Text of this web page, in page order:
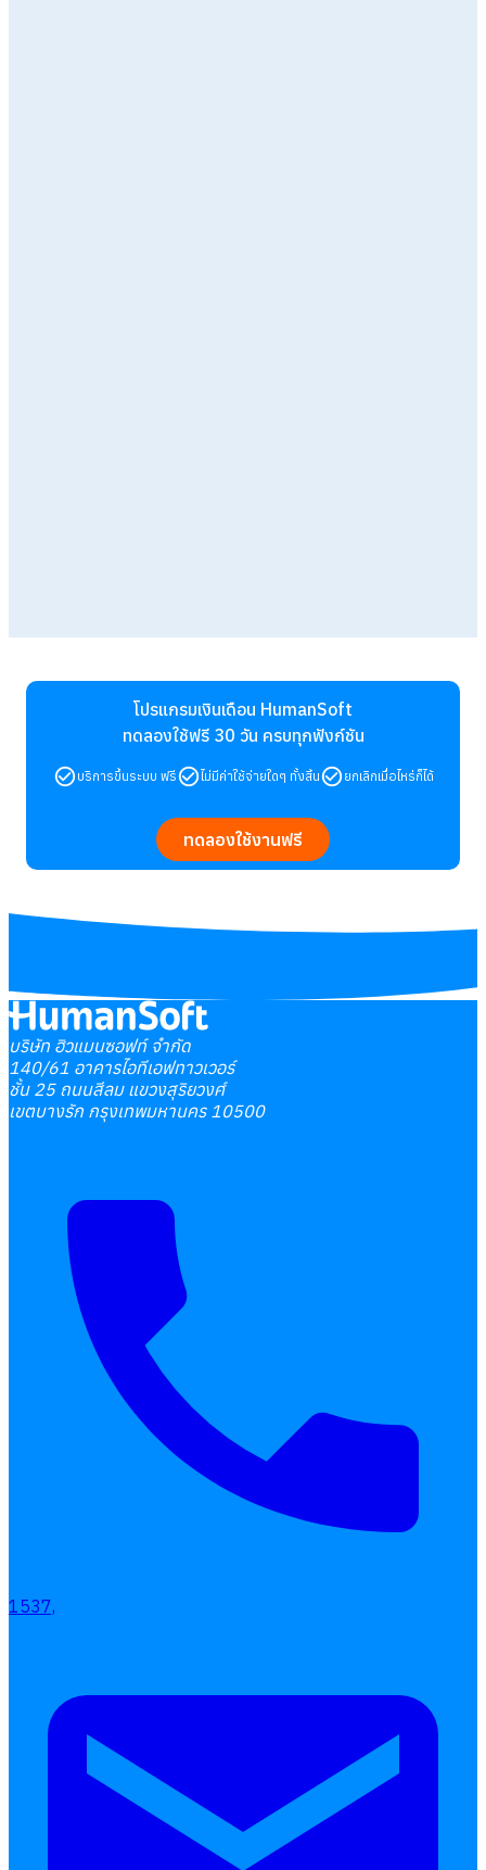
โปรแกรมเงินเดือน HumanSoft
ทดลองใช้ฟรี 30 วัน ครบทุกฟังก์ชัน
บริการขึ้นระบบ ฟรี ไม่มีค่าใช้จ่ายใดๆ ทั้งสิ้น ยกเลิกเมื่อไหร่ก็ได้
ทดลองใช้งานฟรี
บริษัท ฮิวแมนซอฟท์ จำกัด
140/61 อาคารไอทีเอฟทาวเวอร์
ชั้น 25 ถนนสีลม แขวงสุริยวงศ์
เขตบางรัก กรุงเทพมหานคร 10500
1537,